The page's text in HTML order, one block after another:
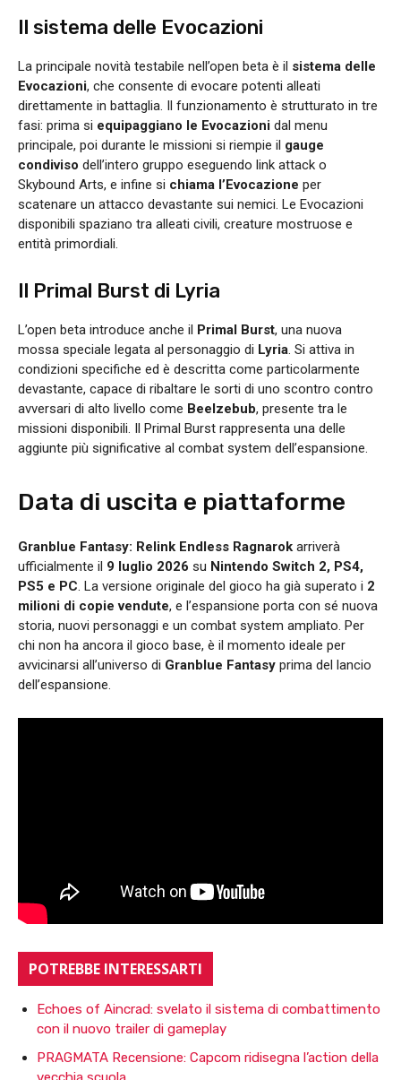
Il sistema delle Evocazioni
La principale novità testabile nell’open beta è il sistema delle
Evocazioni, che consente di evocare potenti alleati
direttamente in battaglia. Il funzionamento è strutturato in tre
fasi: prima si equipaggiano le Evocazioni dal menu
principale, poi durante le missioni si riempie il gauge
condiviso dell’intero gruppo eseguendo link attack o
Skybound Arts, e infine si chiama l’Evocazione per
scatenare un attacco devastante sui nemici. Le Evocazioni
disponibili spaziano tra alleati civili, creature mostruose e
entità primordiali.
Il Primal Burst di Lyria
L’open beta introduce anche il Primal Burst, una nuova
mossa speciale legata al personaggio di Lyria. Si attiva in
condizioni specifiche ed è descritta come particolarmente
devastante, capace di ribaltare le sorti di uno scontro contro
avversari di alto livello come Beelzebub, presente tra le
missioni disponibili. Il Primal Burst rappresenta una delle
aggiunte più significative al combat system dell’espansione.
Data di uscita e piattaforme
Granblue Fantasy: Relink Endless Ragnarok arriverà
ufficialmente il 9 luglio 2026 su Nintendo Switch 2, PS4,
PS5 e PC. La versione originale del gioco ha già superato i 2
milioni di copie vendute, e l’espansione porta con sé nuova
storia, nuovi personaggi e un combat system ampliato. Per
chi non ha ancora il gioco base, è il momento ideale per
avvicinarsi all’universo di Granblue Fantasy prima del lancio
dell’espansione.
POTREBBE INTERESSARTI
Echoes of Aincrad: svelato il sistema di combattimento
con il nuovo trailer di gameplay
PRAGMATA Recensione: Capcom ridisegna l’action della